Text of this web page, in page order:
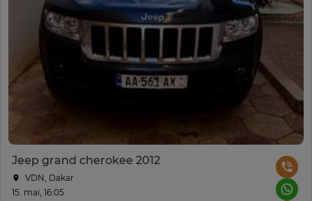
Jeep grand cherokee 2012
VDN, Dakar
15. mai, 16:05